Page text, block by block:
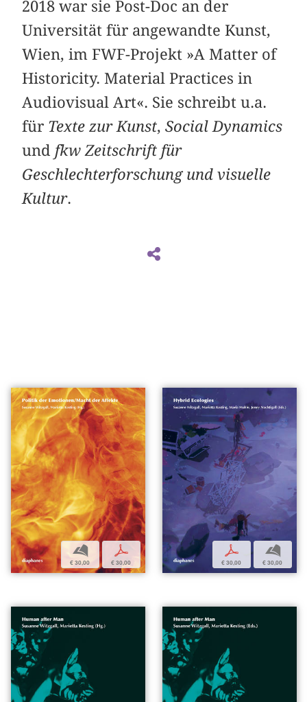
2018 war sie Post-Doc an der
Universität für angewandte Kunst,
Wien, im FWF-Projekt »A Matter of
Historicity. Material Practices in
Audiovisual Art«. Sie schreibt u.a.
für Texte zur Kunst,Social Dynamics
und fkw Zeitschrift für
Geschlechterforschung und visuelle
Kultur.
b
€ 30,00
p
€ 30,00
p
€ 30,00
b
€ 30,00